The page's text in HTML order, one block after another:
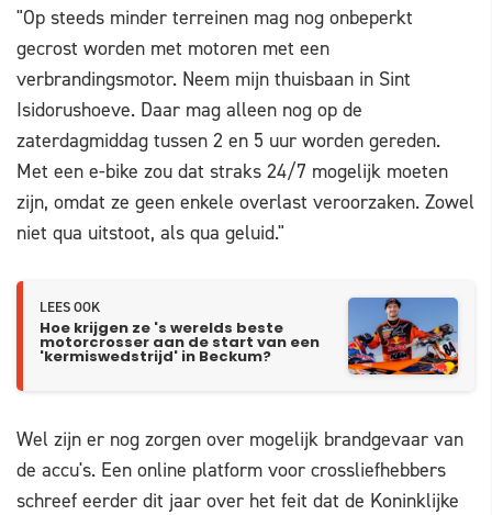
"Op steeds minder terreinen mag nog onbeperkt
gecrost worden met motoren met een
verbrandingsmotor. Neem mijn thuisbaan in Sint
Isidorushoeve. Daar mag alleen nog op de
zaterdagmiddag tussen 2 en 5 uur worden gereden.
Met een e-bike zou dat straks 24/7 mogelijk moeten
zijn, omdat ze geen enkele overlast veroorzaken. Zowel
niet qua uitstoot, als qua geluid."
LEES OOK
Hoe krijgen ze 's werelds beste
motorcrosser aan de start van een
'kermiswedstrijd' in Beckum?
Wel zijn er nog zorgen over mogelijk brandgevaar van
de accu's. Een online platform voor crossliefhebbers
schreef eerder dit jaar over het feit dat de Koninklijke